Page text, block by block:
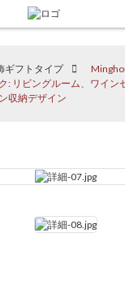
ギフトタイプ
: リビングルーム、ワイン
収納デザイン